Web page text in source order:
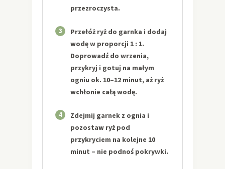
przezroczysta.
3
Przełóż ryż do garnka i dodaj
wodę w proporcji 1 : 1.
Doprowadź do wrzenia,
przykryj i gotuj na małym
ogniu ok. 10–12 minut, aż ryż
wchłonie całą wodę.
4
Zdejmij garnek z ognia i
pozostaw ryż pod
przykryciem na kolejne 10
minut – nie podnoś pokrywki.